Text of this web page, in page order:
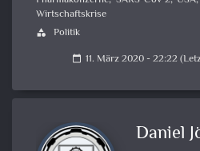
Wirtschaftskrise
category Politik
calendar_today 11. März 2020 - 22:22
Daniel